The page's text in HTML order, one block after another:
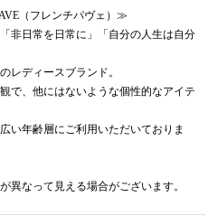
（フレンチパヴェ）≫
非日常を日常に」「自分の人生は自分
レディースブランド。
で、他にはないような個性的なアイテ
い年齢層にご利用いただいておりま
なって見える場合がございます。